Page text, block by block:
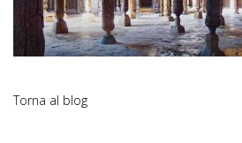
Torna al blog